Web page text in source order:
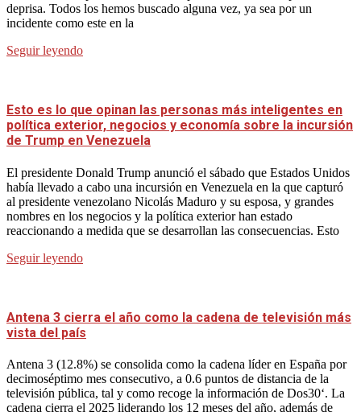
deprisa. Todos los hemos buscado alguna vez, ya sea por un
incidente como este en la
Seguir leyendo
Esto es lo que opinan las personas más inteligentes en
política exterior, negocios y economía sobre la incursión
de Trump en Venezuela
El presidente Donald Trump anunció el sábado que Estados Unidos
había llevado a cabo una incursión en Venezuela en la que capturó
al presidente venezolano Nicolás Maduro y su esposa, y grandes
nombres en los negocios y la política exterior han estado
reaccionando a medida que se desarrollan las consecuencias. Esto
Seguir leyendo
Antena 3 cierra el año como la cadena de televisión más
vista del país
Antena 3 (12.8%) se consolida como la cadena líder en España por
decimoséptimo mes consecutivo, a 0.6 puntos de distancia de la
televisión pública, tal y como recoge la información de Dos30‘. La
cadena cierra el 2025 liderando los 12 meses del año, además de